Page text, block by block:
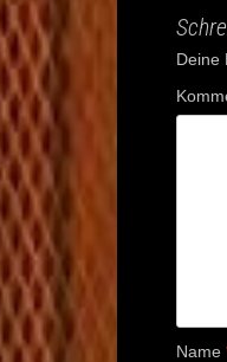
Deine
Name